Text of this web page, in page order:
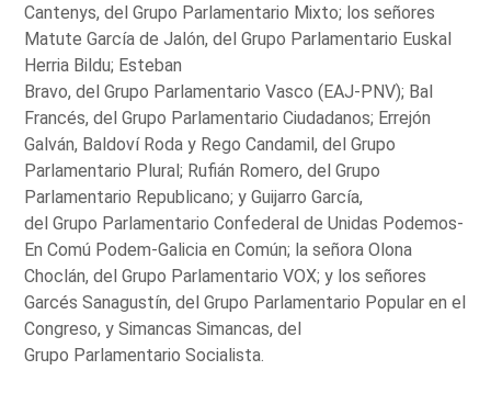
Cantenys, del Grupo Parlamentario Mixto; los señores
Matute García de Jalón, del Grupo Parlamentario Euskal
Herria Bildu; Esteban
Bravo, del Grupo Parlamentario Vasco (EAJ-PNV); Bal
Francés, del Grupo Parlamentario Ciudadanos; Errejón
Galván, Baldoví Roda y Rego Candamil, del Grupo
Parlamentario Plural; Rufián Romero, del Grupo
Parlamentario Republicano; y Guijarro García,
del Grupo Parlamentario Confederal de Unidas Podemos-
En Comú Podem-Galicia en Común; la señora Olona
Choclán, del Grupo Parlamentario VOX; y los señores
Garcés Sanagustín, del Grupo Parlamentario Popular en el
Congreso, y Simancas Simancas, del
Grupo Parlamentario Socialista.